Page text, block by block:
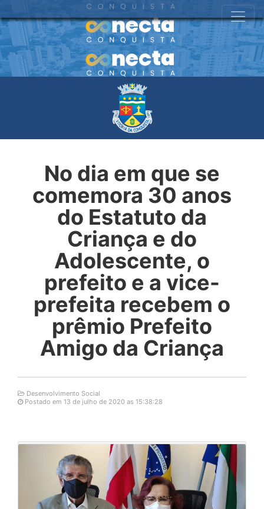
No dia em que se
comemora 30 anos
do Estatuto da
Criança e do
Adolescente, o
prefeito e a vice-
prefeita recebem o
prêmio Prefeito
Amigo da Criança
Desenvolvimento Social
Postado em 13 de julho de 2020 as 15:38:28